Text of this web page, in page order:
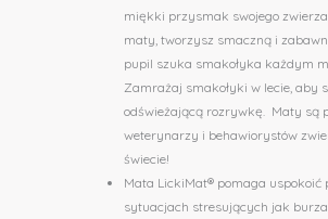
miękki przysmak swojego
maty, tworzysz smaczną i
pupil szuka smakołyka każdym
Zamrażaj smakołyki w lecie, aby
odświeżającą rozrywkę. Maty są
weterynarzy i behawiorystów
świecie!
Mata LickiMat® pomaga uspokoić
sytuacjach stresujących jak